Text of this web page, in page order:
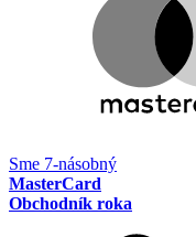
Sme 7-násobný
MasterCard
Obchodník roka